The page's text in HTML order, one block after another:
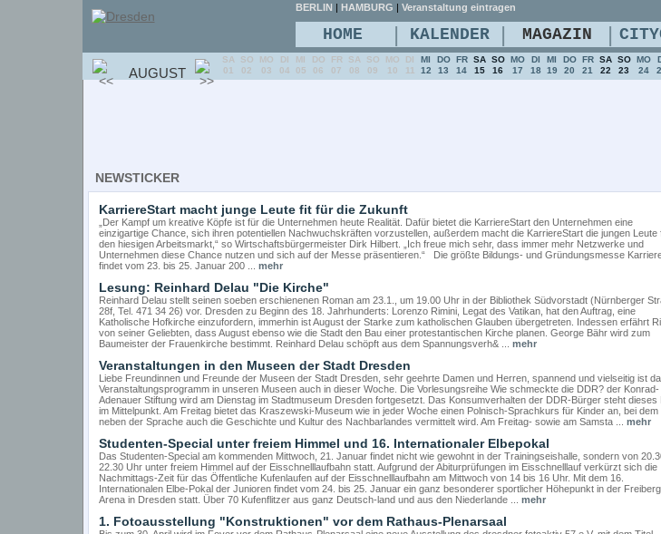
NEWSTICKER
KarriereStart macht junge Leute fit für die Zukunft
„Der Kampf um kreative Köpfe ist für die Unternehmen heute Realität. Dafür bietet die KarriereStart den Unternehmen eine
einzigartige Chance, sich ihren potentiellen Nachwuchskräften vorzustellen, außerdem macht die KarriereStart die jungen Leute
den hiesigen Arbeitsmarkt,“ so Wirtschaftsbürgermeister Dirk Hilbert. „Ich freue mich sehr, dass immer mehr Netzwerke und
Unternehmen diese Chance nutzen und sich auf der Messe präsentieren.“ Die größte Bildungs- und Gründungsmesse
findet vom 23. bis 25. Januar 200 ... mehr
Lesung: Reinhard Delau "Die Kirche"
Reinhard Delau stellt seinen soeben erschienenen Roman am 23.1., um 19.00 Uhr in der Bibliothek Südvorstadt (Nürnberger
28f, Tel. 471 34 26) vor. Dresden zu Beginn des 18. Jahrhunderts: Lorenzo Rimini, Legat des Vatikan, hat den Auftrag, eine
Katholische Hofkirche einzufordern, immerhin ist August der Starke zum katholischen Glauben übergetreten. Indessen erfährt
von seiner Geliebten, dass August ebenso wie die Stadt den Bau einer protestantischen Kirche planen. George Bähr wird zum
Baumeister der Frauenkirche bestimmt. Reinhard Delau schöpft aus dem Spannungsverh& ... mehr
Veranstaltungen in den Museen der Stadt Dresden
Liebe Freundinnen und Freunde der Museen der Stadt Dresden, sehr geehrte Damen und Herren, spannend und vielseitig ist
Veranstaltungsprogramm in unseren Museen auch in dieser Woche. Die Vorlesungsreihe Wie schmeckte die DDR? der Konrad-
Adenauer Stiftung wird am Dienstag im Stadtmuseum Dresden fortgesetzt. Das Konsumverhalten der DDR-Bürger steht dieses
im Mittelpunkt. Am Freitag bietet das Kraszewski-Museum wie in jeder Woche einen Polnisch-Sprachkurs für Kinder an, bei dem
neben der Sprache auch die Geschichte und Kultur des Nachbarlandes vermittelt wird. Am Freitag- sowie am Samsta ... mehr
Studenten-Special unter freiem Himmel und 16. Internationaler Elbepokal
Das Studenten-Special am kommenden Mittwoch, 21. Januar findet nicht wie gewohnt in der Trainingseishalle, sondern von
22.30 Uhr unter freiem Himmel auf der Eisschnelllaufbahn statt. Aufgrund der Abiturprüfungen im Eisschnelllauf verkürzt sich die
Nachmittags-Zeit für das Öffentliche Kufenlaufen auf der Eisschnelllaufbahn am Mittwoch von 14 bis 16 Uhr. Mit dem 16.
Internationalen Elbe-Pokal der Junioren findet vom 24. bis 25. Januar ein ganz besonderer sportlicher Höhepunkt in der
Arena in Dresden statt. Über 70 Kufenflitzer aus ganz Deutsch-land und aus den Niederlande ... mehr
1. Fotoausstellung "Konstruktionen" vor dem Rathaus-Plenarsaal
BERLIN | HAMBURG | Veranstaltung eintragen
HOME | KALENDER | MAGAZIN |
AUGUST
SA
01
SO
02
MO
03
DI
04
MI
05
DO
06
FR
07
SA
08
SO
09
MO
10
DI
11
MI
12
DO
13
FR
14
SA
15
SO
16
MO
17
DI
18
MI
19
DO
20
FR
21
SA
22
SO
23
MO
24